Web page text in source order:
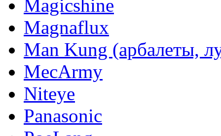
Magicshine
Magnaflux
Man Kung (арбалеты,
MecArmy
Niteye
Panasonic